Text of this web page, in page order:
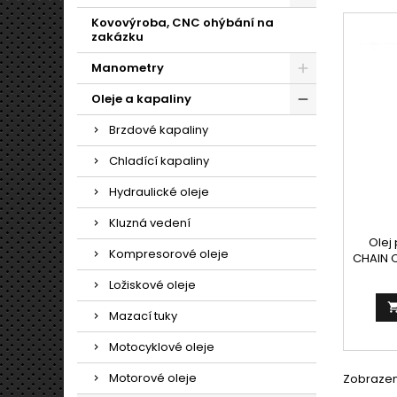
Kovovýroba, CNC ohýbání na
zakázku
Manometry
Oleje a kapaliny
Brzdové kapaliny
Chladící kapaliny
Hydraulické oleje
Kluzná vedení
Kompresorové oleje
Ložiskové oleje
Mazací tuky
Motocyklové oleje
Motorové oleje
Olej
CHAIN